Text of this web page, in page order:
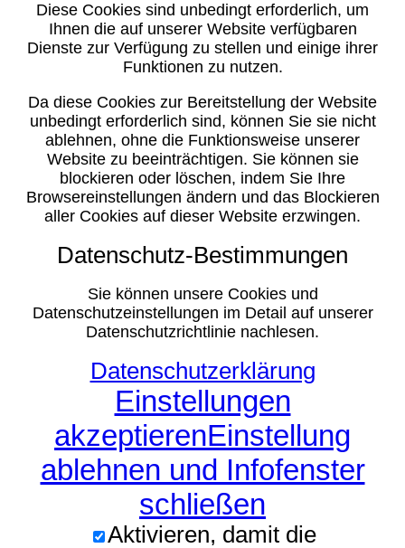
Diese Cookies sind unbedingt erforderlich, um
Ihnen die auf unserer Website verfügbaren
Dienste zur Verfügung zu stellen und einige ihrer
Funktionen zu nutzen.
Da diese Cookies zur Bereitstellung der Website
unbedingt erforderlich sind, können Sie sie nicht
ablehnen, ohne die Funktionsweise unserer
Website zu beeinträchtigen. Sie können sie
blockieren oder löschen, indem Sie Ihre
Browsereinstellungen ändern und das Blockieren
aller Cookies auf dieser Website erzwingen.
Datenschutz-Bestimmungen
Sie können unsere Cookies und
Datenschutzeinstellungen im Detail auf unserer
Datenschutzrichtlinie nachlesen.
Datenschutzerklärung
Einstellungen
akzeptierenEinstellung
ablehnen und Infofenster
schließen
Aktivieren, damit die